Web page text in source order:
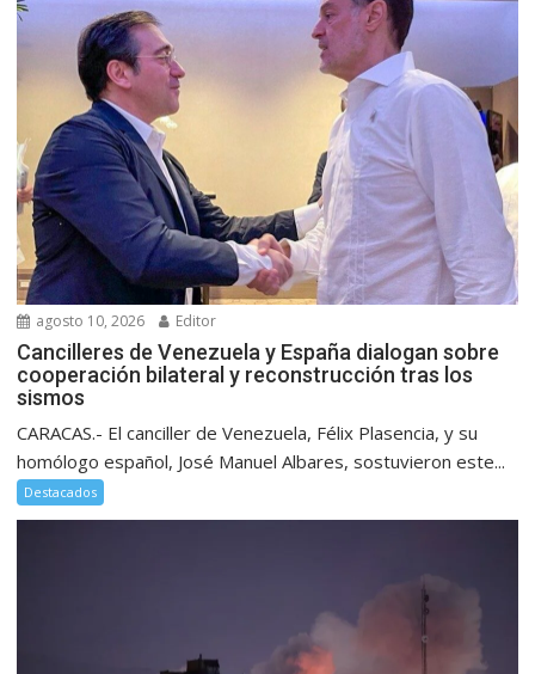
agosto 10, 2026 Editor
Cancilleres de Venezuela y España dialogan sobre
cooperación bilateral y reconstrucción tras los
sismos
CARACAS.- El canciller de Venezuela, Félix Plasencia, y su
homólogo español, José Manuel Albares, sostuvieron este...
Destacados